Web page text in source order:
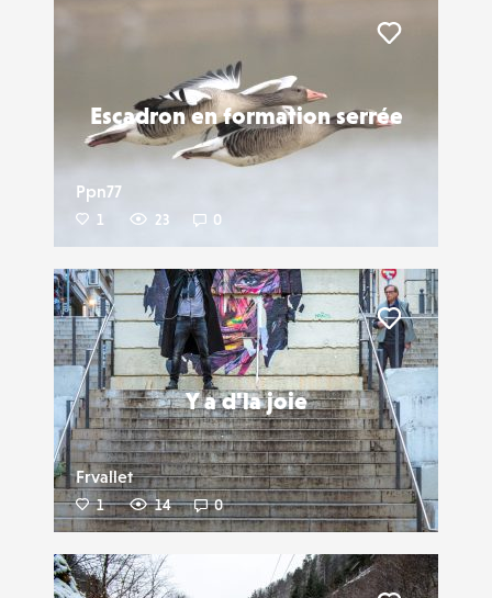
Escadron en formation serrée
Ppn77
1 23 0
Y a d'la joie
Frvallet
1 14 0
Liker